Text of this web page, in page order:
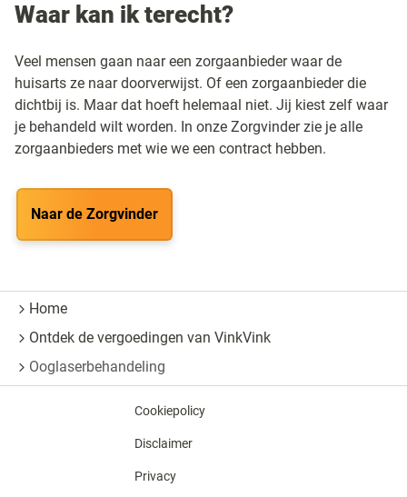
Waar kan ik terecht?
Veel mensen gaan naar een zorgaanbieder waar de
huisarts ze naar doorverwijst. Of een zorgaanbieder die
dichtbij is. Maar dat hoeft helemaal niet. Jij kiest zelf waar
je behandeld wilt worden. In onze Zorgvinder zie je alle
zorgaanbieders met wie we een contract hebben.
Naar de Zorgvinder
Home
Ontdek de vergoedingen van VinkVink
Ooglaserbehandeling
Cookiepolicy
Disclaimer
Privacy